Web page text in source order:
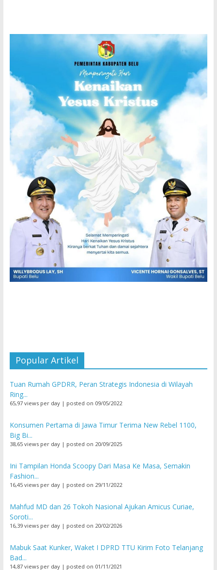
Popular Artikel
Tuan Rumah GPDRR, Peran Strategis Indonesia di Wilayah
Ring...
65,97 views per day| posted on 09/05/2022
Konsumen Pertama di Jawa Timur Terima New Rebel 1100,
Big Bi...
38,65 views per day| posted on 20/09/2025
Ini Tampilan Honda Scoopy Dari Masa Ke Masa, Semakin
Fashion...
16,45 views per day| posted on 29/11/2022
Mahfud MD dan 26 Tokoh Nasional Ajukan Amicus Curiae,
Soroti...
16,39 views per day| posted on 20/02/2026
Mabuk Saat Kunker, Waket I DPRD TTU Kirim Foto Telanjang
Bad...
14,87 views per day| posted on 01/11/2021